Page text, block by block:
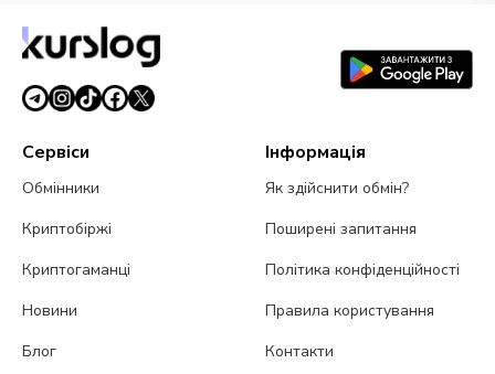
Сервіси
Обмінники
Криптобіржі
Криптогаманці
Новини
Блог
Інформація
Як здійснити обмін?
Поширені запитання
Політика конфіденційності
Правила користування
Контакти